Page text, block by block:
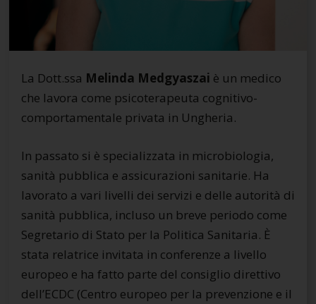
La Dott.ssa Melinda Medgyaszai è un medico
che lavora come psicoterapeuta cognitivo-
comportamentale privata in Ungheria.
In passato si è specializzata in microbiologia,
sanità pubblica e assicurazioni sanitarie. Ha
lavorato a vari livelli dei servizi e delle autorità di
sanità pubblica, incluso un breve periodo come
Segretario di Stato per la Politica Sanitaria. È
stata relatrice invitata in conferenze a livello
europeo e ha fatto parte del consiglio direttivo
dell’ECDC (Centro europeo per la prevenzione e il